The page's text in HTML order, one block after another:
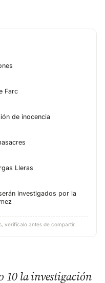
Farc
de inocencia
Lleras
investigados por la
verifícalo antes de compartir.
10 la investigación